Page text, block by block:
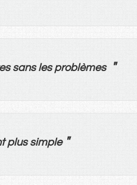
sans les problèmes "
plus simple "